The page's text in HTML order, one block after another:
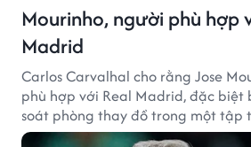
Mourinho, người phù hợp
Madrid
Carlos Carvalhal cho rằng Jose
phù hợp với Real Madrid, đặc biệt
soát phòng thay đồ trong một tập
lại sự ổn định.